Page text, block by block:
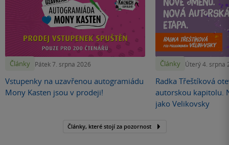
Články Pátek 7. srpna 2026
Vstupenky na uzavřenou autogramiádu
Mony Kasten jsou v prodeji!
Články Úterý 4. srpna
Radka Třeštíková
autorskou kapitolu.
jako Velikovsky
Články, které stojí za pozornost